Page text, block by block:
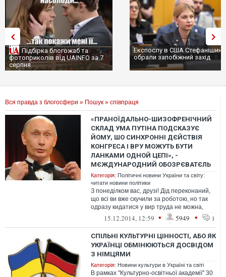
Підбірка блогожаб та
фотоприколів від UAINFO за 7
серпня
Експослу в США
обрали запобіжний захід
Вся правда з блогосфери » Пошук » співпраця
«ПРАНОЇДАЛЬНО-ШИЗОФРЕНІЧНИЙ
СКЛАД УМА ПУТІНА ПОДСКАЗУЄ
ЙОМУ, ШО СИНХРОННІ ДЄЙСТВІЯ
КОНГРЕСА І ВРУ МОЖУТЬ БУТИ
ЛАНКАМИ ОДНОЙ ЦЕПІ», -
МЄЖДУНАРОДНИЙ ОБОЗРЄВАТЄЛЬ
Категорія: Політичні новини України та світу:
читати новини політики
З понеділком вас, друзі! Дід переконаний,
що всі ви вже скучили за роботою, но так
одразу кидатися у вир труда не можна,
треба сначала випити кохве іл...
15.12.2014, 12:59 • 5949 • 1
СПІЛЬНІ КУЛЬТУРНІ ЦІННОСТІ, АБО ЯК
УКРАЇНЦІ ОБМІНЮЮТЬСЯ ДОСВІДОМ
З НІМЦЯМИ
Категорія: Новини культури в Україні та світі
В рамках "Культурно-освітньої академії" 30